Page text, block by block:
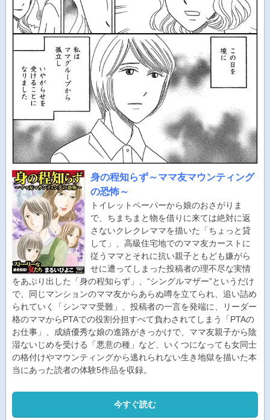
身の程知らず～ママ友マウンティング
の恐怖～
トイレットペーパーから娘のおさがりま
で、ちまちまと物を借りに来ては絶対に返
さないクレクレママを描いた「ちょっと貸
して」、高級住宅地でのママ友カーストに
従うママとそれに抗い親子ともども嫌がら
せに遭ってしまった投稿者の理不尽な実情
をあぶり出した「身の程知らず」、“シングルマザー”というだけ
で、同じマンションのママ友からあらぬ噂を立てられ、追い詰め
られていく「シンママ受難」、投稿者の一言を発端に、リーダー
格のママからPTAでの役割分担すべて負わされてしまう「PTAの
お仕事」、成績優秀な娘の進路がきっかけで、ママ友親子から陰
湿ないじめを受ける「悪意の種」など、いくつになっても女同士
の格付けやマウンティングから逃れられない生き地獄を描いた本
当にあった読者の体験5作品を収録。
今すぐ読む